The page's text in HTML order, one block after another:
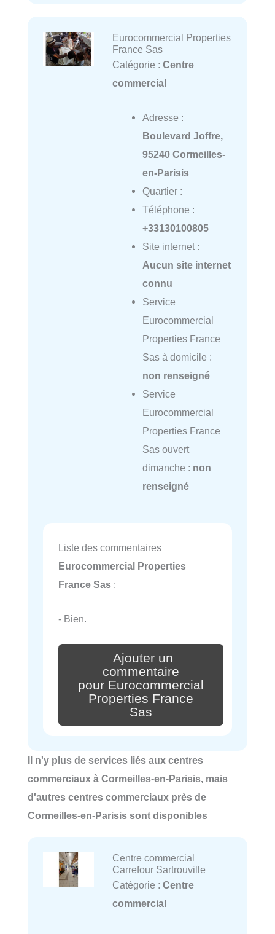
Eurocommercial Properties
France Sas
Catégorie : Centre
commercial
Adresse :
Boulevard Joffre,
95240 Cormeilles-
en-Parisis
Quartier :
Téléphone :
+33130100805
Site internet :
Aucun site internet
connu
Service
Eurocommercial
Properties France
Sas à domicile :
non renseigné
Service
Eurocommercial
Properties France
Sas ouvert
dimanche : non
renseigné
Liste des commentaires
Eurocommercial Properties
France Sas :
- Bien.
Ajouter un
commentaire
pour Eurocommercial
Properties France
Sas
Il n'y plus de services liés aux centres
commerciaux à Cormeilles-en-Parisis, mais
d'autres centres commerciaux près de
Cormeilles-en-Parisis sont disponibles
Centre commercial
Carrefour Sartrouville
Catégorie : Centre
commercial